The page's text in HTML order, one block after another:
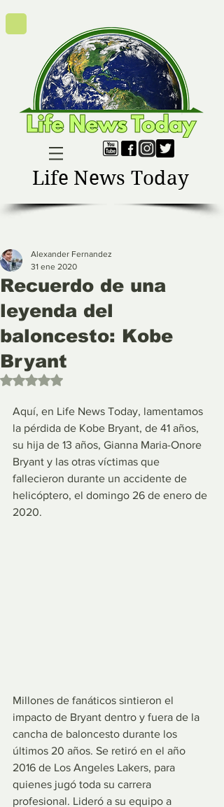
Life News Today
Recuerdo de una
leyenda del
baloncesto: Kobe
Bryant
Alexander Fernandez
31 ene 2020
Obtuvo NaN de 5 estrellas.
Aquí, en Life News Today, lamentamos
la pérdida de Kobe Bryant, de 41 años,
su hija de 13 años, Gianna Maria-Onore
Bryant y las otras víctimas que
fallecieron durante un accidente de
helicóptero, el domingo 26 de enero de
2020.
Millones de fanáticos sintieron el
impacto de Bryant dentro y fuera de la
cancha de baloncesto durante los
últimos 20 años. Se retiró en el año
2016 de Los Angeles Lakers, para
quienes jugó toda su carrera
profesional. Lideró a su equipo a